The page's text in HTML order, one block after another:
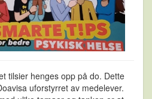
tilsier henges opp på do. Dette
uforstyrret av medelever.